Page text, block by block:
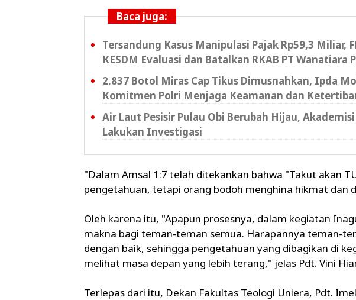
Baca juga:
Tersandung Kasus Manipulasi Pajak Rp59,3 Miliar,
KESDM Evaluasi dan Batalkan RKAB PT Wanatiara
2.837 Botol Miras Cap Tikus Dimusnahkan, Ipda
Komitmen Polri Menjaga Keamanan dan
Air Laut Pesisir Pulau Obi Berubah Hijau,
Lakukan Investigasi
"Dalam Amsal 1:7 telah ditekankan bahwa "Takut akan
pengetahuan, tetapi orang bodoh menghina hikmat dan
Oleh karena itu, "Apapun prosesnya, dalam kegiatan
makna bagi teman-teman semua. Harapannya teman-
dengan baik, sehingga pengetahuan yang dibagikan di
melihat masa depan yang lebih terang," jelas Pdt. Vini
Terlepas dari itu, Dekan Fakultas Teologi Uniera, Pdt.